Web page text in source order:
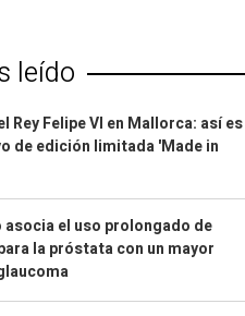
leído
Rey Felipe VI en Mallorca: así es
de edición limitada 'Made in
asocia el uso prolongado de
la próstata con un mayor